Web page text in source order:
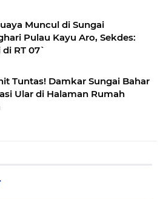
Muncul di Sungai
Pulau Kayu Aro, Sekdes:
di RT 07`
Tuntas! Damkar Sungai Bahar
Ular di Halaman Rumah